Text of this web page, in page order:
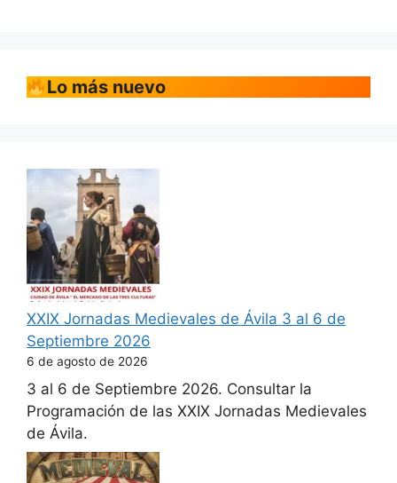
Lo más nuevo
XXIX Jornadas Medievales de Ávila 3 al 6 de
Septiembre 2026
6 de agosto de 2026
3 al 6 de Septiembre 2026. Consultar la
Programación de las XXIX Jornadas Medievales
de Ávila.